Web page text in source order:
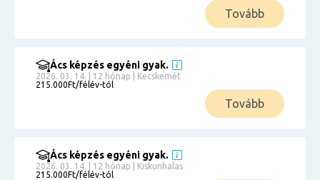
Tovább
Ács képzés egyéni gyak.
2026. 03. 14. | 12 hónap | Kecskemét
215.000Ft/félév-tól
Tovább
Ács képzés egyéni gyak.
2026. 03. 14. | 12 hónap | Kiskunhalas
215.000Ft/félév-tól